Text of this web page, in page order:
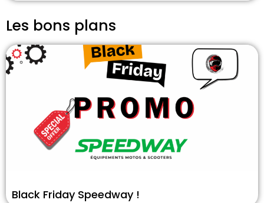
Les bons plans
Black Friday Speedway !